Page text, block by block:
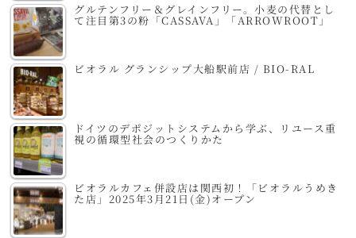
グルテンフリー＆グレインフリー。小麦の代替とし
て注目第3の粉「CASSAVA」「ARROWROOT」
ビオラル グランシップ大船駅前店 / BIO-RAL
ドイツのデポジットシステムから学ぶ、リユース重
視の循環型社会のつくりかた
ビオラルカフェ併設店は関西初！「ビオラルうめき
た店」2025年3月21日(金)オープン